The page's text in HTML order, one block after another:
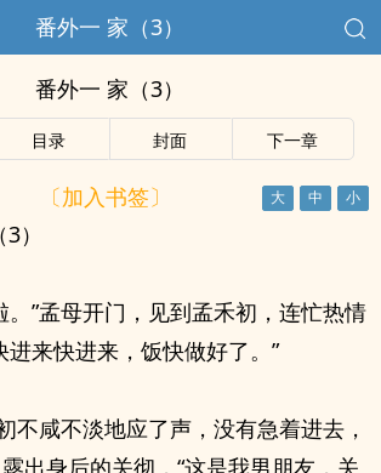
番外一 家（3）
番外一 家（3）
目录 封面 下一章
〔加入书签〕
）
。”孟母开门，见到孟禾初，连忙热情
进来快进来，饭快做好了。”
不咸不淡地应了声，没有急着进去，
出身后的关彻，“这是我男朋友，关